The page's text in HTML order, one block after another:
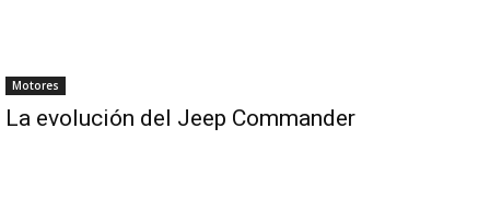
Motores
La evolución del Jeep Commander